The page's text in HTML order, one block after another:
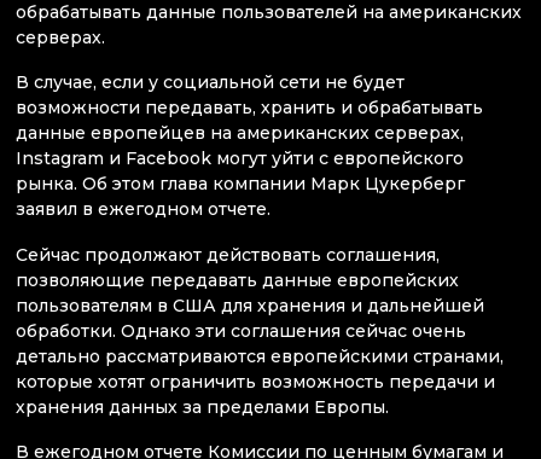
обрабатывать данные пользователей на американских
серверах.
В случае, если у социальной сети не будет
возможности передавать, хранить и обрабатывать
данные европейцев на американских серверах,
Instagram и Facebook могут уйти с европейского
рынка. Об этом глава компании Марк Цукерберг
заявил в ежегодном отчете.
Сейчас продолжают действовать соглашения,
позволяющие передавать данные европейских
пользователям в США для хранения и дальнейшей
обработки. Однако эти соглашения сейчас очень
детально рассматриваются европейскими странами,
которые хотят ограничить возможность передачи и
хранения данных за пределами Европы.
В ежегодном отчете Комиссии по ценным бумагам и